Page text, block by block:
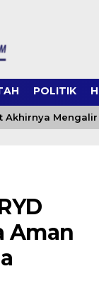
POLITIK
Mengalir
Aman